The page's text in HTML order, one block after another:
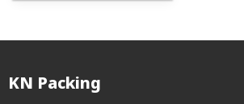
KN Packing